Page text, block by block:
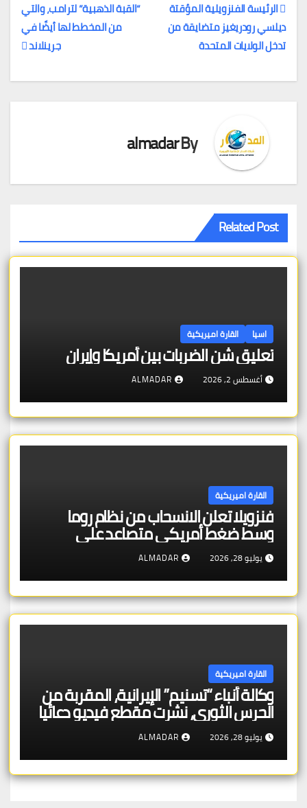
تصفّح
المقالات
“القبة الذهبية” لترامب، والتي
من المخطط لها أيضًا في
جرينلاند
الرئيسة الفنزويلية المؤقتة
ديلسي رودريغيز متضايقة من
تدخل الولايات المتحدة
By
almadar
Related Post
اسيا القارة اميريكية
تعليق شن الضربات بين أمريكا وإيران
أغسطس 2, 2026 ALMADAR
القارة اميريكية
فنزويلا تعلن الانسحاب من نظام روما
وسط ضغط أمريكي متصاعد على
المحكمة
يوليو 28, 2026 ALMADAR
القارة اميريكية
وكالة أنباء “تسنيم” الإيرانية، المقربة من
الحرس الثوري، نشرت مقطع فيديو دعائيا
يتضمن إرشادات حول كيفية استهداف
ميلانيا ترامب
يوليو 28, 2026 ALMADAR